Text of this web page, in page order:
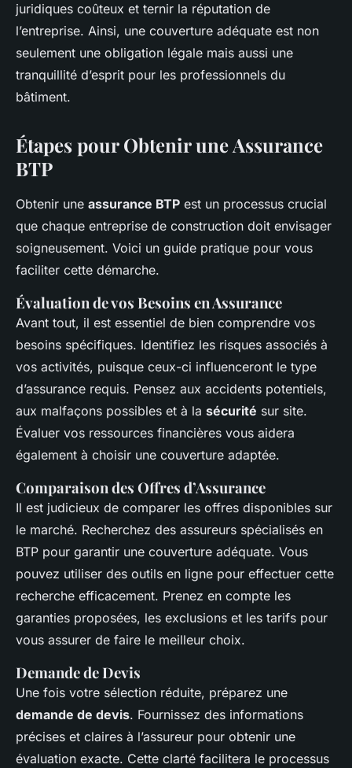
juridiques coûteux et ternir la réputation de
l’entreprise. Ainsi, une couverture adéquate est non
seulement une obligation légale mais aussi une
tranquillité d’esprit pour les professionnels du
bâtiment.
Étapes pour Obtenir une Assurance
BTP
Obtenir une assurance BTP est un processus crucial
que chaque entreprise de construction doit envisager
soigneusement. Voici un guide pratique pour vous
faciliter cette démarche.
Évaluation de vos Besoins en Assurance
Avant tout, il est essentiel de bien comprendre vos
besoins spécifiques. Identifiez les risques associés à
vos activités, puisque ceux-ci influenceront le type
d’assurance requis. Pensez aux accidents potentiels,
aux malfaçons possibles et à la sécurité sur site.
Évaluer vos ressources financières vous aidera
également à choisir une couverture adaptée.
Comparaison des Offres d’Assurance
Il est judicieux de comparer les offres disponibles sur
le marché. Recherchez des assureurs spécialisés en
BTP pour garantir une couverture adéquate. Vous
pouvez utiliser des outils en ligne pour effectuer cette
recherche efficacement. Prenez en compte les
garanties proposées, les exclusions et les tarifs pour
vous assurer de faire le meilleur choix.
Demande de Devis
Une fois votre sélection réduite, préparez une
demande de devis. Fournissez des informations
précises et claires à l’assureur pour obtenir une
évaluation exacte. Cette clarté facilitera le processus